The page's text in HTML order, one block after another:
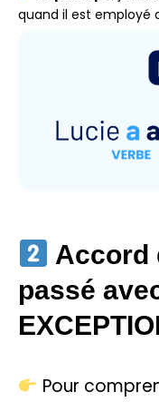
quand il est employé
Accord
passé
Pour